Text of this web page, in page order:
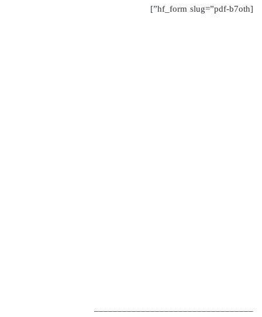
[hf_form slug=”pdf-b7oth”]
__________________________________